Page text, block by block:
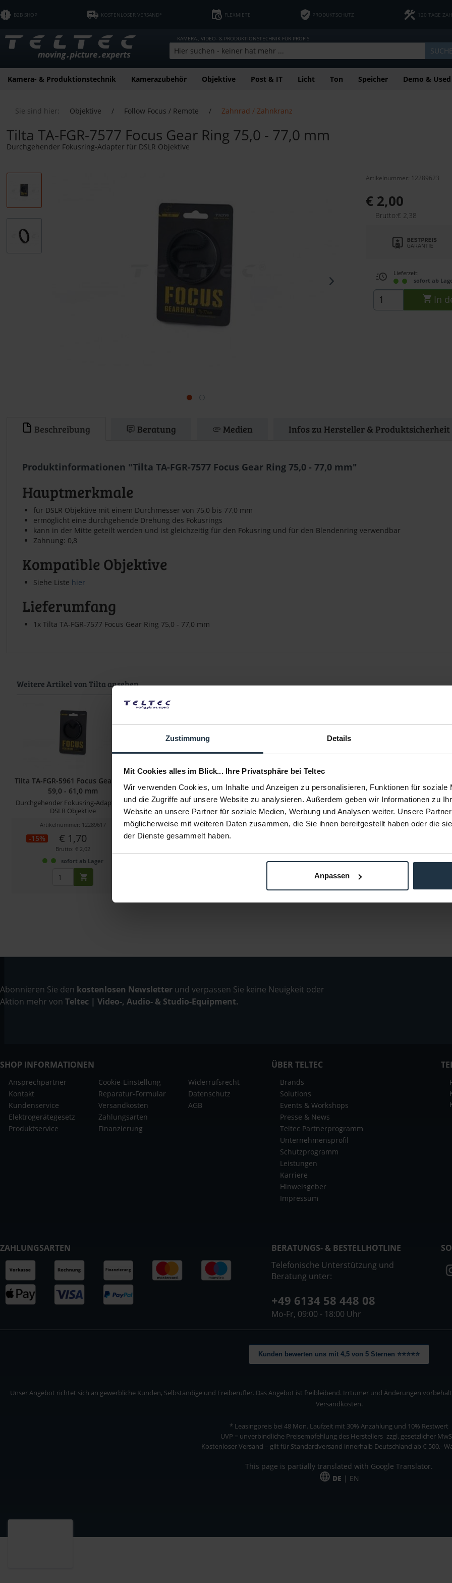
Zustimmung Details
Mit Cookies alles im Blick... Ihre Privatsphäre bei Teltec
Wir verwenden Cookies, um Inhalte und Anzeigen zu personalisieren, Funktionen für soziale
und die Zugriffe auf unsere Website zu analysieren. Außerdem geben wir Informationen zu
Website an unsere Partner für soziale Medien, Werbung und Analysen weiter. Unsere
möglicherweise mit weiteren Daten zusammen, die Sie ihnen bereitgestellt haben oder die
der Dienste gesammelt haben.
Anpassen
B2B SHOP KOSTENLOSER VERSAND* FLEXMIETE PRODUKTSCHUTZ 120 TAGE
KAMERA-, VIDEO- & PRODUKTIONSTECHNIK FÜR PROFIS
Kamera- & Produktionstechnik Kamerazubehör Objektive Post & IT Licht Ton Speicher Demo & Used
Sie sind hier: Objektive / Follow Focus / Remote / Zahnrad / Zahnkranz
Tilta TA-FGR-7577 Focus Gear Ring 75,0 - 77,0 mm
Durchgehender Fokusring-Adapter für DSLR Objektive
Artikelnummer: 12289623
€ 2,00
Brutto:€ 2,38
Lieferzeit:
sofort ab
In
Beschreibung Beratung Medien Infos zu Hersteller & Produktsicherheit
Produktinformationen "Tilta TA-FGR-7577 Focus Gear Ring 75,0 - 77,0 mm"
Hauptmerkmale
für DSLR Objektive mit einem Durchmesser von 75,0 bis 77,0 mm
ermöglicht eine durchgehende Drehung des Fokusrings
kann in der Mitte geteilt werden und ist gleichzeitig für den Fokusring und für den Blendenring verwendbar
Zahnung: 0,8
Kompatible Objektive
Siehe Liste hier
Lieferumfang
1x Tilta TA-FGR-7577 Focus Gear Ring 75,0 - 77,0 mm
Weitere Artikel von Tilta ansehen
Tilta TA-FGR-5961 Focus Gear Ring
59,0 - 61,0 mm
Durchgehender Fokusring-Adapter für
DSLR Objektive
Artikelnummer: 12289617
-15% € 1,70
Brutto: € 2,02
sofort ab Lager
81,0 - 83,0 mm
Durchgehender Fokusring-Adapter für
DSLR Objektive
Artikelnummer: 12289620
-18% € 1,65
66,0 - 68,0 mm
Durchgehender Fokusring-Adapter für
DSLR Objektive
Artikelnummer: 12289615
sofort ab Lager
Abonnieren Sie den kostenlosen Newsletter und verpassen Sie keine Neuigkeit oder
Aktion mehr von Teltec | Video-, Audio- & Studio-Equipment.
SHOP INFORMATIONEN
Ansprechpartner
Kontakt
Kundenservice
Elektrogerätegesetz
Produktservice
Cookie-Einstellung
Reparatur-Formular
Versandkosten
Zahlungsarten
Finanzierung
Widerrufsrecht
Datenschutz
AGB
ÜBER TELTEC
Brands
Solutions
Events & Workshops
Presse & News
Teltec Partnerprogramm
Unternehmensprofil
Schutzprogramm
Leistungen
Karriere
Hinweisgeber
Impressum
ZAHLUNGSARTEN
BERATUNGS- & BESTELLHOTLINE
Telefonische Unterstützung und
Beratung unter:
+49 6134 58 448 08
Mo-Fr, 09:00 - 18:00 Uhr
Kunden bewerten uns mit 4,5 von 5 Sternen ⭐⭐⭐⭐⭐
Unser Angebot richtet sich an gewerbliche Kunden, Selbständige und Freiberufler. Das Angebot ist freibleibend. Irrtümer und Änderungen
Versandkosten.
* Leasingpreis bei 48 Mon. Laufzeit mit 30% Anzahlung und 10% Restwert
UVP = unverbindliche Preisempfehlung des Herstellers zzgl. gesetzlicher
Kostenloser Versand – gilt für Standardversand innerhalb Deutschland ab € 500,-
This page is partially translated with Google Translator.
DE | EN